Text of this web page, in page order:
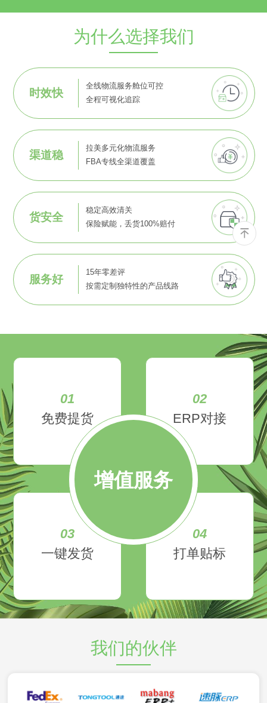
为什么选择我们
时效快
全线物流服务舱位可控
全程可视化追踪
渠道稳
拉美多元化物流服务
FBA专线全渠道覆盖
货安全
稳定高效清关
保险赋能，丢货100%赔付
服务好
15年零差评
按需定制独特性的产品线路
增值服务
01
免费提货
02
ERP对接
03
一键发货
04
打单贴标
我们的伙伴